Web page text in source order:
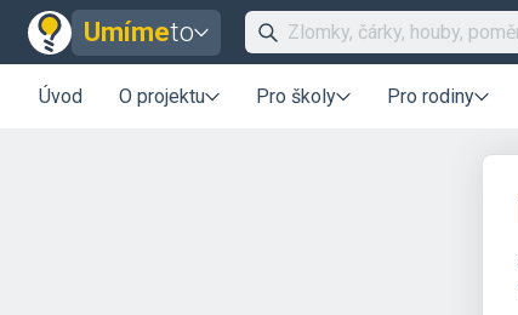
Umímeto
Úvod O projektu Pro školy Pro rodiny